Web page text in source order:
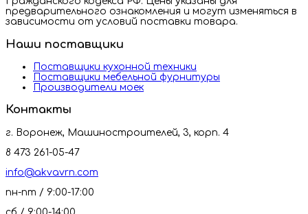
предварительного ознакомления и могут изменяться в
зависимости от условий поставки товара.
Наши поставщики
Поставщики кухонной техники
Поставщики мебельной фурнитуры
Производители моек
Контакты
г. Воронеж, Машиностроителей, 3, корп. 4
8 473 261-05-47
info@akvavrn.com
пн-пт / 9:00-17:00